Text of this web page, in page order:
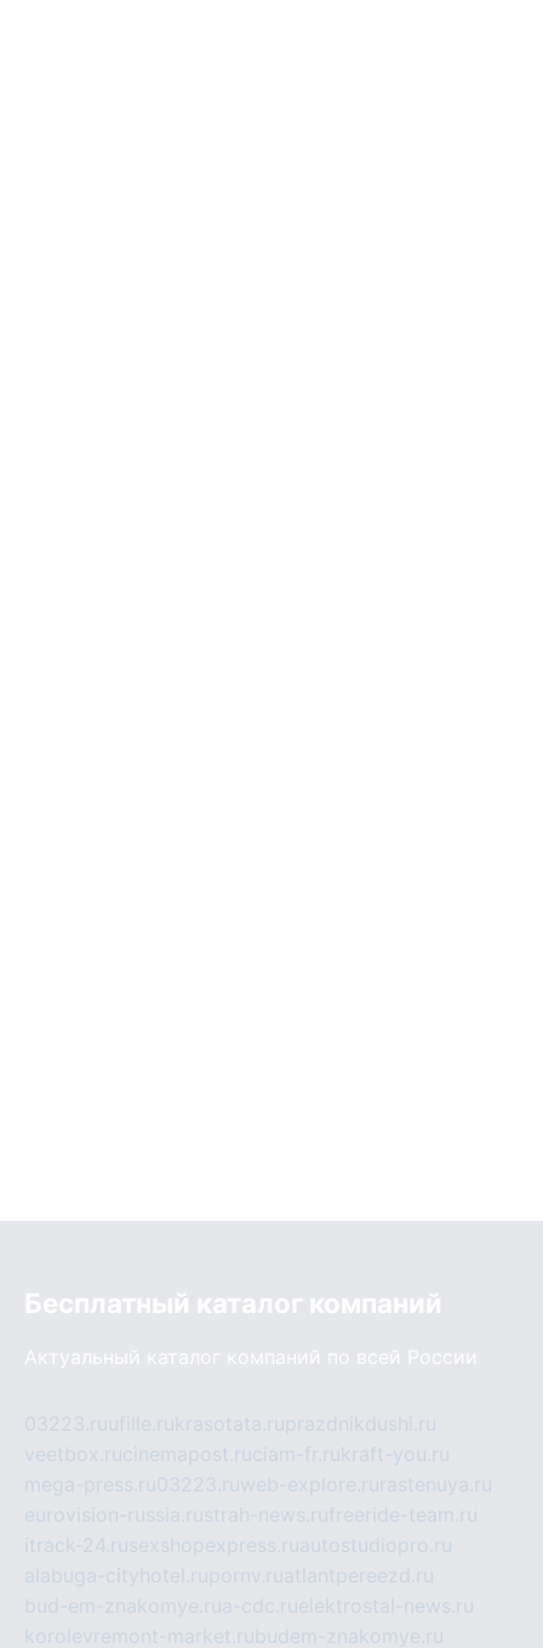
Бесплатный каталог компаний
Актуальный каталог компаний по всей России
03223.ruufille.rukrasotata.ruprazdnikdushi.ru
veetbox.rucinemapost.ruciam-fr.rukraft-you.ru
mega-press.ru03223.ruweb-explore.ru rastenuya.ru
eurovision-russia.rustrah-news.rufreeride-team.ru
itrack-24.rusexshopexpress.ruautostudiopro.ru
alabuga-cityhotel.rupornv.ruatlantpereezd.ru
bud-em-znakomye.rua-cdc.ruelektrostal-news.ru
korolevremont-market.rubudem-znakomye.ru